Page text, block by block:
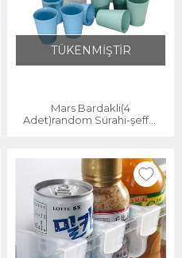
TÜKENMİŞTİR
Mars Bardakli(4
Adet)random Sürahi-şeffaf